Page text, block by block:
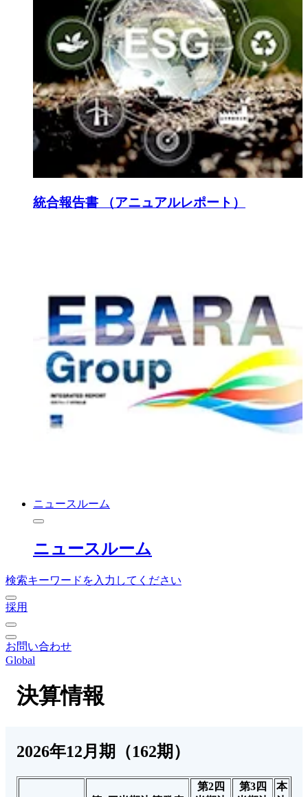
統合報告書 （アニュアルレポート）
ニュースルーム
ニュースルーム
検索キーワードを入力してください
採用
お問い合わせ
Global
決算情報
2026年12月期（162期）
第2四
第3四
本